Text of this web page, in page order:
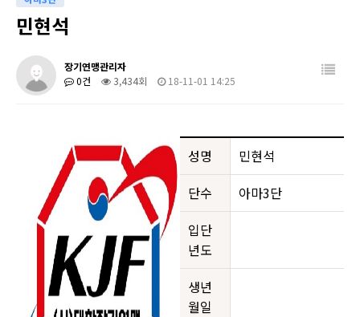
민현석
장기연맹관리자
0건
3,434회 18-11-01 14:25
성명
민현석
단수
아마3단
입단
년도
생년
월일